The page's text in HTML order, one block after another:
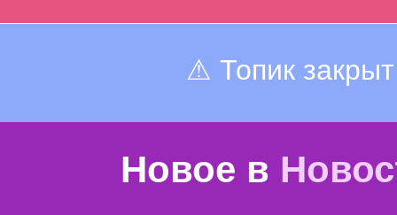
⚠ Топик закрыт
Новое в